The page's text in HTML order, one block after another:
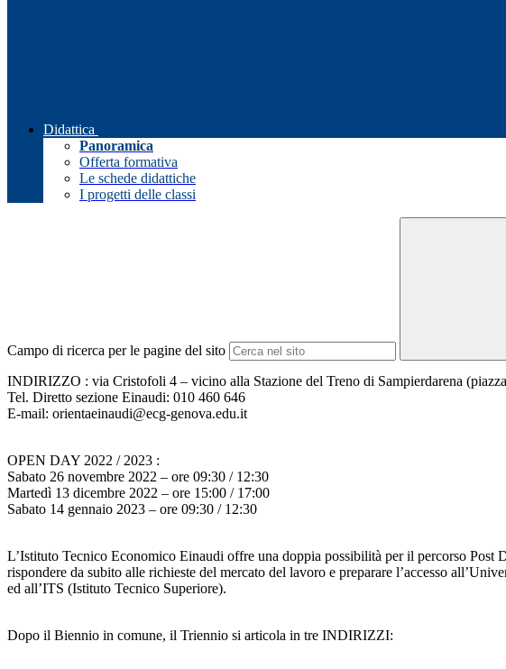
Didattica
Panoramica
Offerta formativa
Le schede didattiche
I progetti delle classi
Campo di ricerca per le pagine del sito
INDIRIZZO : via Cristofoli 4 – vicino alla Stazione del Treno di Sampierdarena
Tel. Diretto sezione Einaudi: 010 460 646
E-mail: orientaeinaudi@ecg-genova.edu.it
OPEN DAY 2022 / 2023 :
Sabato 26 novembre 2022 – ore 09:30 / 12:30
Martedì 13 dicembre 2022 – ore 15:00 / 17:00
Sabato 14 gennaio 2023 – ore 09:30 / 12:30
L’Istituto Tecnico Economico Einaudi offre una doppia possibilità per il percorso Post
rispondere da subito alle richieste del mercato del lavoro e preparare l’accesso
ed all’ITS (Istituto Tecnico Superiore).
Dopo il Biennio in comune, il Triennio si articola in tre INDIRIZZI: